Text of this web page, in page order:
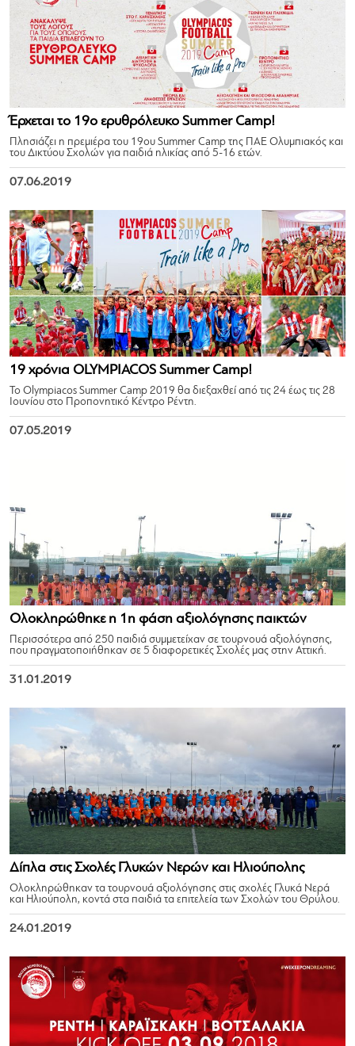
Έρχεται το 19ο ερυθρόλευκο Summer Camp!
Πλησιάζει η πρεμιέρα του 19ου Summer Camp της ΠΑΕ Ολυμπιακός και
του Δικτύου Σχολών για παιδιά ηλικίας από 5-16 ετών.
07.06.2019
19 χρόνια OLYMPIACOS Summer Camp!
Το Olympiacos Summer Camp 2019 θα διεξαχθεί από τις 24 έως τις 28
Ιουνίου στο Προπονητικό Κέντρο Ρέντη.
07.05.2019
Ολοκληρώθηκε η 1η φάση αξιολόγησης παικτών
Περισσότερα από 250 παιδιά συμμετείχαν σε τουρνουά αξιολόγησης,
που πραγματοποιήθηκαν σε 5 διαφορετικές Σχολές μας στην Αττική.
31.01.2019
Δίπλα στις Σχολές Γλυκών Νερών και Ηλιούπολης
Ολοκληρώθηκαν τα τουρνουά αξιολόγησης στις σχολές Γλυκά Νερά
και Ηλιούπολη, κοντά στα παιδιά τα επιτελεία των Σχολών του Θρύλου.
24.01.2019